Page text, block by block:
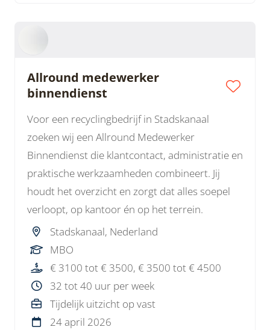
Allround medewerker
binnendienst
Voor een recyclingbedrijf in Stadskanaal
zoeken wij een Allround Medewerker
Binnendienst die klantcontact, administratie en
praktische werkzaamheden combineert. Jij
houdt het overzicht en zorgt dat alles soepel
verloopt, op kantoor én op het terrein.
Stadskanaal, Nederland
MBO
€ 3100 tot € 3500, € 3500 tot € 4500
32 tot 40 uur per week
Tijdelijk uitzicht op vast
24 april 2026